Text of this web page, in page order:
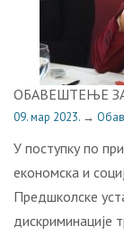
ОБАВЕШТЕЊЕ
09. мар 2023. →
У поступку по
економска и
Предшколске
дискриминације